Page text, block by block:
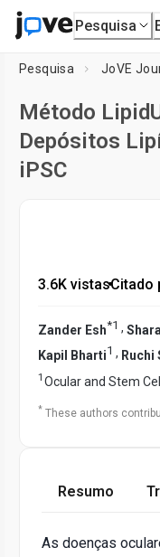
Pesquisa
Pesquisa JoVE
Método
Depósitos
iPSC
3.6K vistas•Citado
Zander Esh*1 ,
Kapil Bharti1 , Ruchi
1 Ocular and Stem
* These authors
Resumo
As doenças